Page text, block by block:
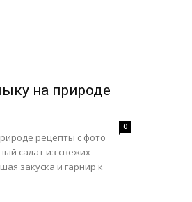
на природе
0
рецепты с фото
закуска и гарнир к